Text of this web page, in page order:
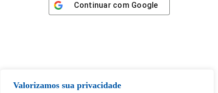
Valorizamos sua privacidade
Continuar com Google
desbloquear esta publicação?